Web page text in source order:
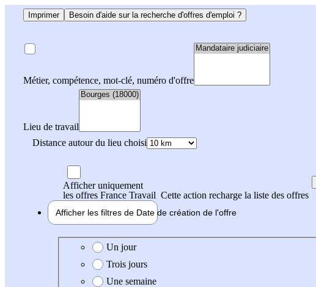
Imprimer Besoin d'aide sur la recherche d'offres d'emploi ?
Métier, compétence, mot-clé, numéro d'offre
Lieu de travail
Distance autour du lieu choisi
Afficher uniquement
les offres France Travail Cette action recharge la liste des offres
Afficher les filtres de Date de création de l'offre
Date de création de l'offre
Un jour
Trois jours
Une semaine